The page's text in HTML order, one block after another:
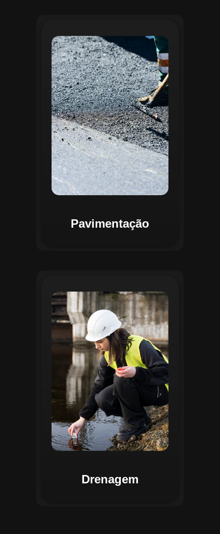
Pavimentação
Na Gestão de Pavimentação, o Regente
oferece ferramentas para mapear, avaliar
e monitorar a infraestrutura viária. O
sistema permite registrar condições dos
pavimentos, identificar áreas críticas e
planejar ações de manutenção preventiva
e corretiva. Com o auxílio do
geoprocessamento, é possível gerar
mapas detalhados que facilitam a
priorização de intervenções, otimizando
recursos e assegurando maior
durabilidade das vias. Relatórios
personalizáveis garantem transparência e
suporte na tomada de decisões
estratégicas.
Drenagem
O módulo de Gestão de Drenagem do
Regente aplica o geoprocessamento para
mapear redes de drenagem subterrâneas
e superficiais. A plataforma permite
identificar pontos de alagamento, planejar
intervenções e monitorar a eficiência das
estruturas de drenagem. Com análises
baseadas em dados coletados, o sistema
contribui para o planejamento urbano
sustentável, reduzindo riscos de
enchentes e otimizando a alocação de
recursos. Relatórios visuais facilitam a
comunicação dos resultados e o
acompanhamento dos projetos de
melhoria.